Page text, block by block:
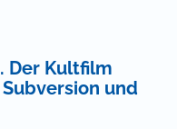
oder durch Zahlung
Der Kultfilm
und